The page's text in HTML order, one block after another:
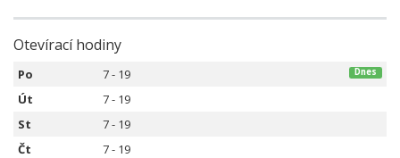
Otevírací hodiny
Po 7 - 19 Dnes
Út
7 - 19
St
7 - 19
Čt
7 - 19